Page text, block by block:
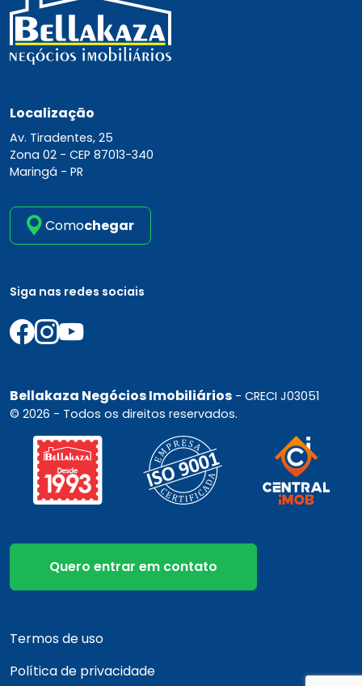
Localização
Av. Tiradentes, 25
Zona 02 - CEP 87013-340
Maringá - PR
Comochegar
Siga nas redes sociais
Bellakaza Negócios Imobiliários - CRECI J03051
© 2026 - Todos os direitos reservados.
Quero entrar em contato
Termos de uso
Política de privacidade